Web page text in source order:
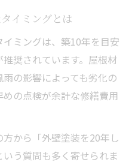
受けるための手順と注
使える助成金の活用方
用負担を減らすポイン
めの判断基準
比較で注意すべき点
イミングとは
ミングは、築10年を目安
奨されています。屋根材
の影響によっても劣化の
の点検が余計な修繕費用
から「外壁塗装を20年し
う質問も多く寄せられま